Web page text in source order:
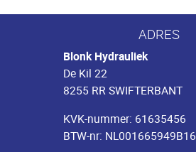
ADRES
Blonk Hydrauliek
De Kil 22
8255 RR SWIFTERBANT
KVK-nummer: 61635456
BTW-nr: NL001665949B16